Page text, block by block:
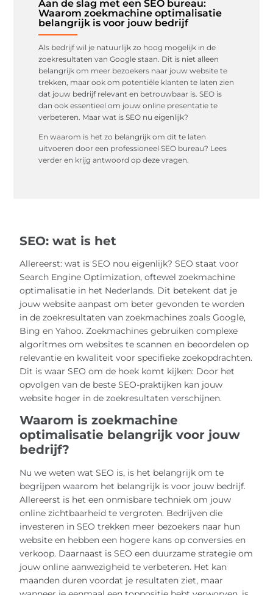
Aan de slag met een SEO bureau:
Waarom zoekmachine optimalisatie
belangrijk is voor jouw bedrijf
Als bedrijf wil je natuurlijk zo hoog mogelijk in de
zoekresultaten van Google staan. Dit is niet alleen
belangrijk om meer bezoekers naar jouw website te
trekken, maar ook om potentiële klanten te laten zien
dat jouw bedrijf relevant en betrouwbaar is. SEO is
dan ook essentieel om jouw online presentatie te
verbeteren. Maar wat is SEO nu eigenlijk?
En waarom is het zo belangrijk om dit te laten
uitvoeren door een professioneel SEO bureau? Lees
verder en krijg antwoord op deze vragen.
SEO: wat is het
Allereerst: wat is SEO nou eigenlijk? SEO staat voor
Search Engine Optimization, oftewel zoekmachine
optimalisatie in het Nederlands. Dit betekent dat je
jouw website aanpast om beter gevonden te worden
in de zoekresultaten van zoekmachines zoals Google,
Bing en Yahoo. Zoekmachines gebruiken complexe
algoritmes om websites te scannen en beoordelen op
relevantie en kwaliteit voor specifieke zoekopdrachten.
Dit is waar SEO om de hoek komt kijken: Door het
opvolgen van de beste SEO-praktijken kan jouw
website hoger in de zoekresultaten verschijnen.
Waarom is zoekmachine
optimalisatie belangrijk voor jouw
bedrijf?
Nu we weten wat SEO is, is het belangrijk om te
begrijpen waarom het belangrijk is voor jouw bedrijf.
Allereerst is het een onmisbare techniek om jouw
online zichtbaarheid te vergroten. Bedrijven die
investeren in SEO trekken meer bezoekers naar hun
website en hebben een hogere kans op conversies en
verkoop. Daarnaast is SEO een duurzame strategie om
jouw online aanwezigheid te verbeteren. Het kan
maanden duren voordat je resultaten ziet, maar